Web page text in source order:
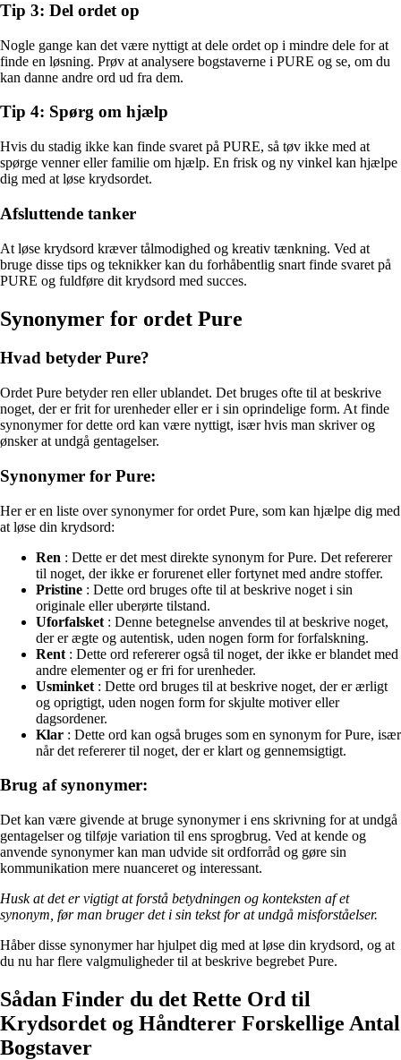
Tip 3: Del ordet op
Nogle gange kan det være nyttigt at dele ordet op i mindre dele for at
finde en løsning. Prøv at analysere bogstaverne i PURE og se, om du
kan danne andre ord ud fra dem.
Tip 4: Spørg om hjælp
Hvis du stadig ikke kan finde svaret på PURE, så tøv ikke med at
spørge venner eller familie om hjælp. En frisk og ny vinkel kan hjælpe
dig med at løse krydsordet.
Afsluttende tanker
At løse krydsord kræver tålmodighed og kreativ tænkning. Ved at
bruge disse tips og teknikker kan du forhåbentlig snart finde svaret på
PURE og fuldføre dit krydsord med succes.
Synonymer for ordet Pure
Hvad betyder Pure?
Ordet Pure betyder ren eller ublandet. Det bruges ofte til at beskrive
noget, der er frit for urenheder eller er i sin oprindelige form. At finde
synonymer for dette ord kan være nyttigt, især hvis man skriver og
ønsker at undgå gentagelser.
Synonymer for Pure:
Her er en liste over synonymer for ordet Pure, som kan hjælpe dig med
at løse din krydsord:
Ren : Dette er det mest direkte synonym for Pure. Det refererer
til noget, der ikke er forurenet eller fortynet med andre stoffer.
Pristine : Dette ord bruges ofte til at beskrive noget i sin
originale eller uberørte tilstand.
Uforfalsket : Denne betegnelse anvendes til at beskrive noget,
der er ægte og autentisk, uden nogen form for forfalskning.
Rent : Dette ord refererer også til noget, der ikke er blandet med
andre elementer og er fri for urenheder.
Usminket : Dette ord bruges til at beskrive noget, der er ærligt
og oprigtigt, uden nogen form for skjulte motiver eller
dagsordener.
Klar : Dette ord kan også bruges som en synonym for Pure, især
når det refererer til noget, der er klart og gennemsigtigt.
Brug af synonymer:
Det kan være givende at bruge synonymer i ens skrivning for at undgå
gentagelser og tilføje variation til ens sprogbrug. Ved at kende og
anvende synonymer kan man udvide sit ordforråd og gøre sin
kommunikation mere nuanceret og interessant.
Husk at det er vigtigt at forstå betydningen og konteksten af et
synonym, før man bruger det i sin tekst for at undgå misforståelser.
Håber disse synonymer har hjulpet dig med at løse din krydsord, og at
du nu har flere valgmuligheder til at beskrive begrebet Pure.
Sådan Finder du det Rette Ord til
Krydsordet og Håndterer Forskellige Antal
Bogstaver